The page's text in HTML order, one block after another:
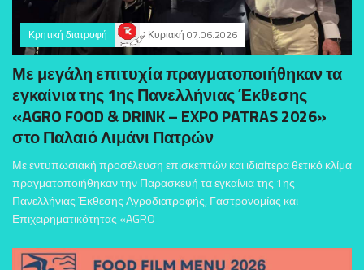
Κρητική διατροφή Κυριακή 07.06.2026
Με μεγάλη επιτυχία πραγματοποιήθηκαν τα
εγκαίνια της 1ης Πανελλήνιας Έκθεσης
«AGRO FOOD & DRINK – EXPO PATRAS 2026»
στο Παλαιό Λιμάνι Πατρών
Με εντυπωσιακή προσέλευση επισκεπτών και ιδιαίτερα θετικό κλίμα
πραγματοποιήθηκαν την Παρασκευή τα εγκαίνια της 1ης
Πανελλήνιας Έκθεσης Αγροδιατροφής, Γαστρονομίας και
Επιχειρηματικότητας «AGRO